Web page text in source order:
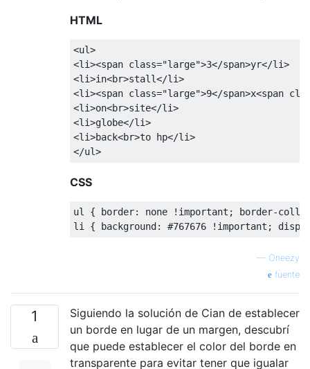
HTML
<ul>
<li><span class="large">3</span>yr</li>
<li>in<br>stall</li>
<li><span class="large">9</span>x<span
<li>on<br>site</li>
<li>globe</li>
<li>back<br>to hp</li>
</ul>
CSS
ul { border: none ! important ; border-
li { background: #767676 !important;
— Oneezy
fuente
1
Siguiendo la solución de Cian de establecer
un borde en lugar de un margen, descubrí
que puede establecer el color del borde en
transparente para evitar tener que igualar